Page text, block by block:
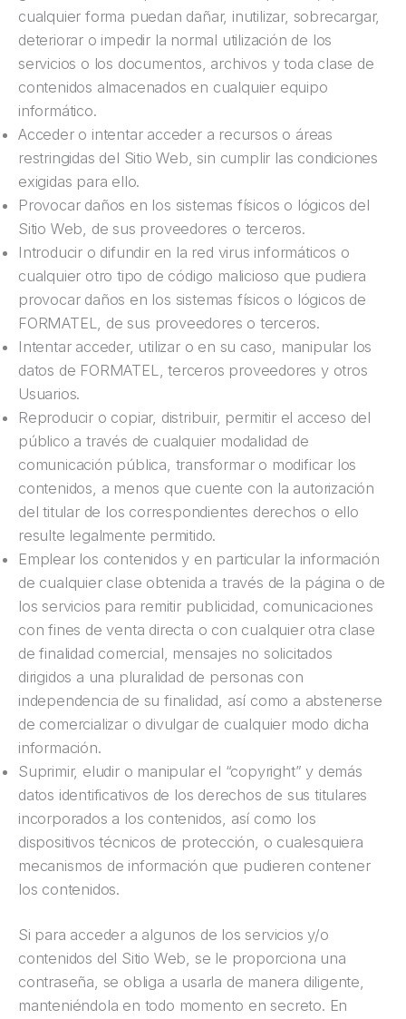
cualquier forma puedan dañar, inutilizar, sobrecargar,
deteriorar o impedir la normal utilización de los
servicios o los documentos, archivos y toda clase de
contenidos almacenados en cualquier equipo
informático.
Acceder o intentar acceder a recursos o áreas
restringidas del Sitio Web, sin cumplir las condiciones
exigidas para ello.
Provocar daños en los sistemas físicos o lógicos del
Sitio Web, de sus proveedores o terceros.
Introducir o difundir en la red virus informáticos o
cualquier otro tipo de código malicioso que pudiera
provocar daños en los sistemas físicos o lógicos de
FORMATEL, de sus proveedores o terceros.
Intentar acceder, utilizar o en su caso, manipular los
datos de FORMATEL, terceros proveedores y otros
Usuarios.
Reproducir o copiar, distribuir, permitir el acceso del
público a través de cualquier modalidad de
comunicación pública, transformar o modificar los
contenidos, a menos que cuente con la autorización
del titular de los correspondientes derechos o ello
resulte legalmente permitido.
Emplear los contenidos y en particular la información
de cualquier clase obtenida a través de la página o de
los servicios para remitir publicidad, comunicaciones
con fines de venta directa o con cualquier otra clase
de finalidad comercial, mensajes no solicitados
dirigidos a una pluralidad de personas con
independencia de su finalidad, así como a abstenerse
de comercializar o divulgar de cualquier modo dicha
información.
Suprimir, eludir o manipular el “copyright” y demás
datos identificativos de los derechos de sus titulares
incorporados a los contenidos, así como los
dispositivos técnicos de protección, o cualesquiera
mecanismos de información que pudieren contener
los contenidos.
Si para acceder a algunos de los servicios y/o
contenidos del Sitio Web, se le proporciona una
contraseña, se obliga a usarla de manera diligente,
manteniéndola en todo momento en secreto. En